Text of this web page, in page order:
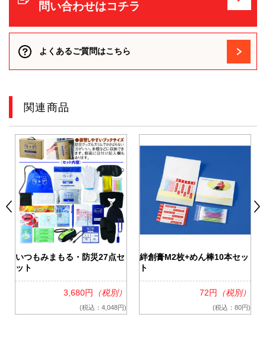
問い合わせはコチラ
よくあるご質問はこちら
関連商品
いつもみまもる・防災27点セ
ット
3,680円 （税別）
(税込：4,048円)
絆創膏M2枚+めん棒10本セッ
ト
72円 （税別）
(税込：80円)